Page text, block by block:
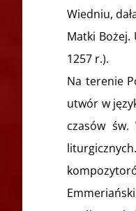
Wiedniu,
Matki Bożej.
1257 r.).
Na terenie
utwór w
czasów